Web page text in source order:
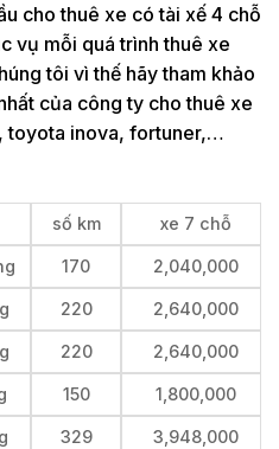
cho thuê xe có tài xế 4 chỗ
vụ mỗi quá trình thuê xe
tôi vì thế hãy tham khảo
của công ty cho thuê xe
toyota inova, fortuner,…
số km xe 7 chỗ
170 2,040,000
220 2,640,000
220 2,640,000
150 1,800,000
329 3,948,000